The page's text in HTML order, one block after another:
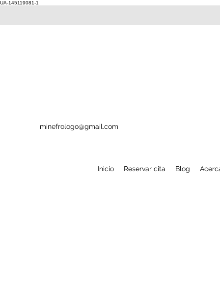
UA-145119081-1
minefrologo@gmail.com
Inicio Reservar cita Blog